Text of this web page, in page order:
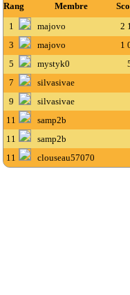
Rang
Membre
1
majovo 2
3
majovo 1
5
mystyk0
7
silvasivae
9
silvasivae
11
samp2b
11
samp2b
11
clouseau57070